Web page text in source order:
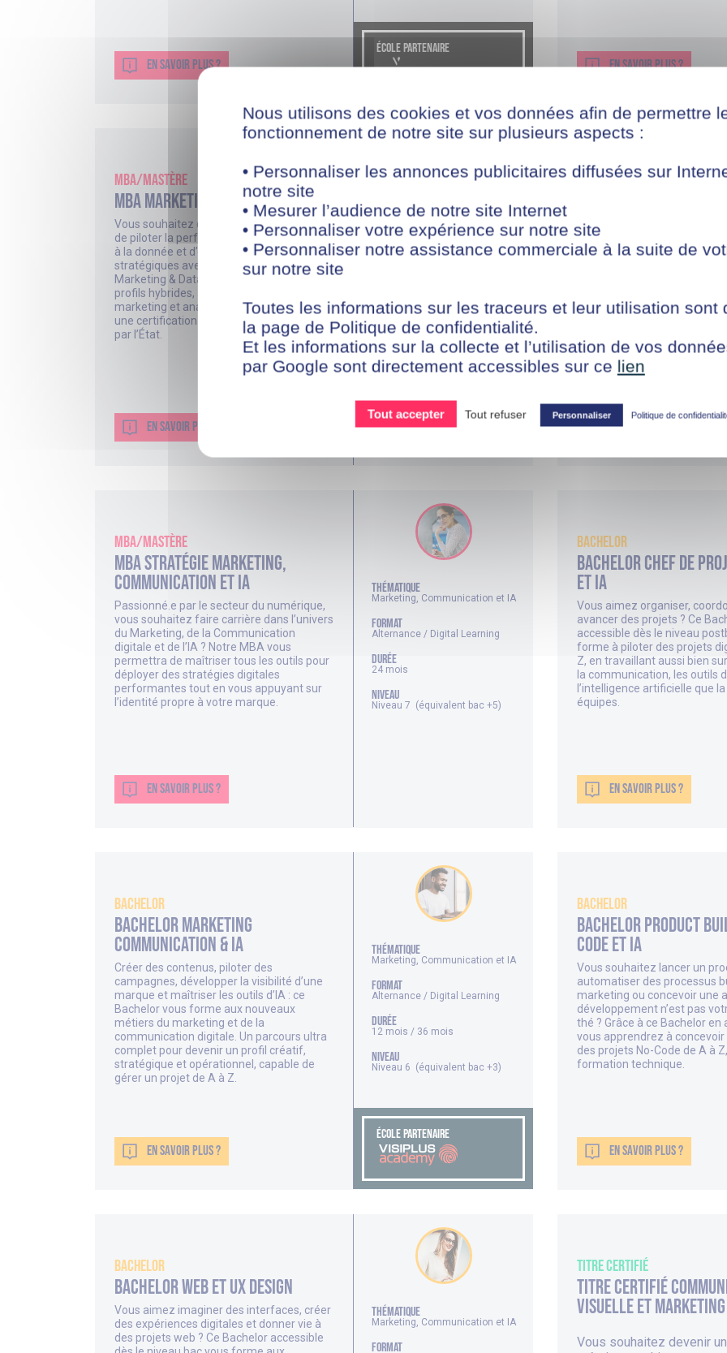
EN SAVOIR PLUS ?
ÉCOLE PARTENAIRE
EN SAVOIR PLUS ?
MBA/Mastère
MBA Marketing & Data analytics
Vous souhaitez devenir un expert capable
de piloter la performance marketing grâce
à la donnée et d’orienter les décisions
stratégiques avec précision ? Cet MBA
Marketing & Data Analytics forme des
profils hybrides, à la fois stratèges
marketing et analystes business. À la clé :
une certification professionnelle reconnue
par l’État.
EN SAVOIR PLUS ?
thématique
Marketing, Communication et IA
DURÉE
24 mois
NIVEAU
Niveau 7 (équivalent bac +5)
MBA/Mastère
et IA
Vous souhaitez piloter des
marketing innovantes et
vous permet de développer
avancée en marketing digital
data et à l’IA.
EN SAVOIR PLUS ?
MBA/Mastère
MBA Stratégie Marketing,
Communication et IA
Passionné.e par le secteur du numérique,
vous souhaitez faire carrière dans l’univers
du Marketing, de la Communication
digitale et de l’IA ? Notre MBA vous
permettra de maîtriser tous les outils pour
déployer des stratégies digitales
performantes tout en vous appuyant sur
l’identité propre à votre marque.
EN SAVOIR PLUS ?
thématique
Marketing, Communication et IA
FORMAT
Alternance / Digital Learning
DURÉE
24 mois
NIVEAU
Niveau 7 (équivalent bac +5)
Bachelor
Bachelor Chef de
et IA
Vous aimez organiser,
avancer des projets ? Ce
accessible dès le niveau
forme à piloter des projets
Z, en travaillant aussi bien
la communication, les outils
l’intelligence artificielle que
équipes.
EN SAVOIR PLUS ?
Bachelor
Bachelor Marketing
Communication & IA
Créer des contenus, piloter des
campagnes, développer la visibilité d’une
marque et maîtriser les outils d’IA : ce
Bachelor vous forme aux nouveaux
métiers du marketing et de la
communication digitale. Un parcours ultra
complet pour devenir un profil créatif,
stratégique et opérationnel, capable de
gérer un projet de A à Z.
EN SAVOIR PLUS ?
thématique
Marketing, Communication et IA
FORMAT
Alternance / Digital Learning
DURÉE
12 mois / 36 mois
NIVEAU
Niveau 6 (équivalent bac +3)
ÉCOLE PARTENAIRE
Bachelor
Bachelor Product
Code et IA
Vous souhaitez lancer un
automatiser des processus
marketing ou concevoir une
développement n’est pas
thé ? Grâce à ce Bachelor en
vous apprendrez à
des projets No-Code de A à
formation technique.
EN SAVOIR PLUS ?
Bachelor
Bachelor Web et UX Design
Vous aimez imaginer des interfaces, créer
des expériences digitales et donner vie à
des projets web ? Ce Bachelor accessible
thématique
Marketing, Communication et IA
FORMAT
Titre Certifié
Titre Certifié
visuelle et
Vous souhaitez devenir
Nous utilisons des cookies et vos données afin de permettre
fonctionnement de notre site sur plusieurs aspects :
• Personnaliser les annonces publicitaires diffusées sur
notre site
• Mesurer l’audience de notre site Internet
• Personnaliser votre expérience sur notre site
• Personnaliser notre assistance commerciale à la suite de
sur notre site
Toutes les informations sur les traceurs et leur utilisation sont
la page de Politique de confidentialité.
Et les informations sur la collecte et l’utilisation de vos
par Google sont directement accessibles sur ce lien
Tout accepter Tout refuser Personnaliser Politique de